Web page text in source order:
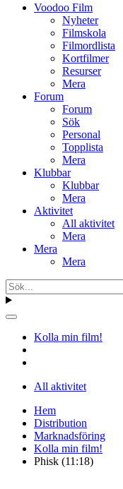
Voodoo Film
Nyheter
Filmskola
Filmordlista
Kortfilmer
Resurser
Mera
Forum
Forum
Sök
Personal
Topplista
Mera
Klubbar
Klubbar
Mera
Aktivitet
All aktivitet
Mera
Mera
Mera
Kolla min film!
All aktivitet
Hem
Distribution
Marknadsföring
Kolla min film!
Phisk (11:18)